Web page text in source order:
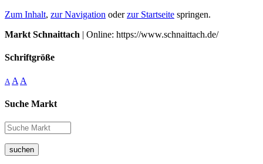
Zum Inhalt, zur Navigation oderzur Startseite springen.
Markt Schnaittach | Online: https://www.schnaittach.de/
Schriftgröße
A A A
Suche Markt
suchen